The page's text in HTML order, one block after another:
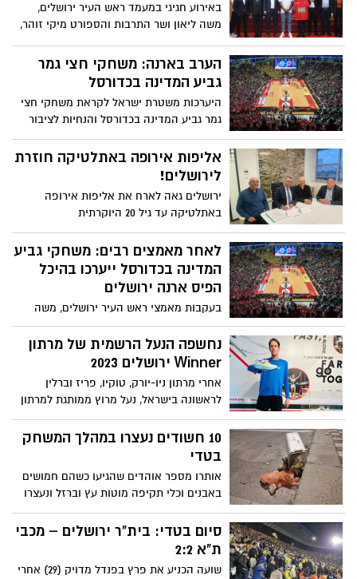
באירוע חגיגי במעמד ראש העיר ירושלים,
משה ליאון ושר התרבות והספורט מיקי זוהר,
אפריפה, אשר קבע לאחרונה שיא ישראלי
הערב בארנה: משחקי חצי גמר
גביע המדינה בכדורסל
היערכות משטרת ישראל לקראת משחקי חצי
גמר גביע המדינה בכדורסל והנחיות לציבור
האוהדים
אליפות אירופה באתלטיקה חוזרת
לירושלים!
ירושלים גאה לארח את אליפות אירופה
באתלטיקה עד גיל 20 היוקרתית
לאחר מאמצים רבים: משחקי גביע
המדינה בכדורסל ייערכו בהיכל
הפיס ארנה ירושלים
בעקבות מאמצי ראש העיר ירושלים, משה
ליאון ומנכ"ל העירייה, איציק לארי, יתקיימו
משחקי חצי הגמר וגמר גביע המדינה בכדורסל
בירושלים
נחשפה הנעל הרשמית של מרתון
Winner ירושלים 2023
אחרי מרתון ניו-יורק, טוקיו, פריז וברלין
לראשונה בישראל, נעל מרוץ ממותגת למרתון
'ווינר' ירושלים
10 חשודים נעצרו במהלך המשחק
בטדי
אותרו מספר אוהדים שהגיעו כשהם חמושים
באבנים וכלי תקיפה מוטות עץ וברזל ונעצרו
על ידי המשטרה. בהמשך, במהלך המשחק
החלו זריקות חפצים בין יציעי קהל האוהדים
משני הקבוצות
סיום בטדי: בית"ר ירושלים – מכבי
ת"א 2:2
שועה הכניע את פרץ בפנדל מדויק (29) אחרי